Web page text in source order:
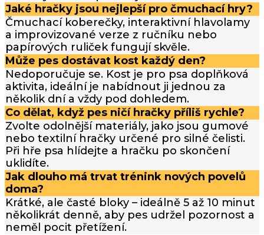
Jaké hračky jsou nejlepší pro čmuchací hry?
Čmuchací koberečky, interaktivní hlavolamy
a improvizované verze z ručníku nebo
papírových ruliček fungují skvěle.
Může pes dostávat kost každý den?
Nedoporučuje se. Kost je pro psa doplňková
aktivita, ideální je nabídnout ji jednou za
několik dní a vždy pod dohledem.
Co dělat, když pes ničí hračky příliš rychle?
Zvolte odolnější materiály, jako jsou gumové
nebo textilní hračky určené pro silné čelisti.
Při hře psa hlídejte a hračku po skončení
uklidíte.
Jak dlouho má trvat trénink nových povelů
doma?
Krátké, ale časté bloky – ideálně 5 až 10 minut
několikrát denně, aby pes udržel pozornost a
neměl pocit přetížení.